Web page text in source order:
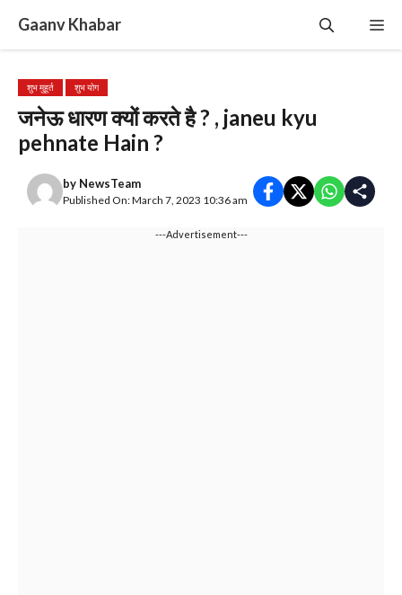
content
Gaanv Khabar
शुभ मुहूर्त शुभ योग
जनेऊ धारण क्यों करते है ? , janeu kyu
pehnate Hain ?
by NewsTeam
Published On: March 7, 2023 10:36 am
---Advertisement---